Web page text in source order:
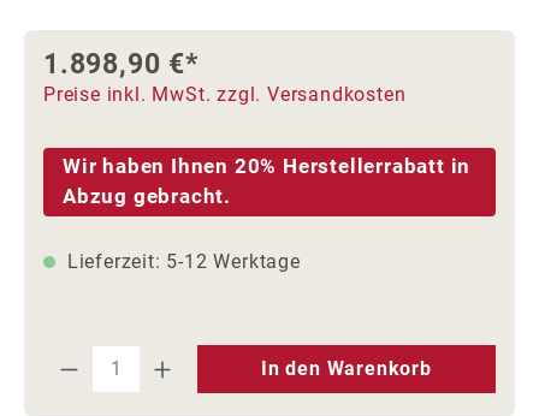
1.898,90 €*
Preise inkl. MwSt. zzgl. Versandkosten
Wir haben Ihnen 20% Herstellerrabatt in
Abzug gebracht.
Lieferzeit: 5-12 Werktage
Produkt Anzahl: Gib den
In den Warenkorb